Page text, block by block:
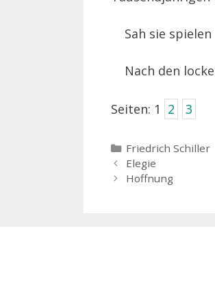
Sah sie spielen
Nach den
Seiten: 1 2 3
Kategorien
Friedrich Schiller
Elegie
Hoffnung